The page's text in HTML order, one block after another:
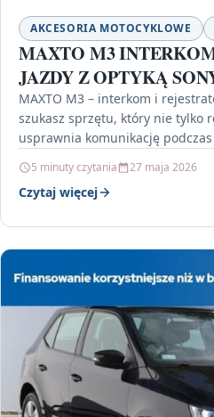
AKCESORIA MOTOCYKLOWE
MAXTO M3
JAZDY Z OPTYKĄ
MAXTO M3 – interkom i
szukasz sprzętu, który nie tylko
usprawnia komunikację
5 minuty czytania 27 maja 2026
Czytaj więcej